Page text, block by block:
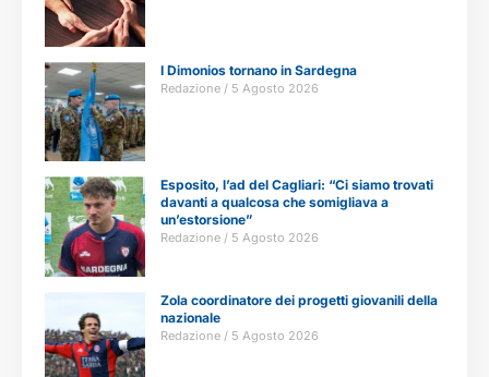
I Dimonios tornano in Sardegna
Redazione 5 Agosto 2026
Esposito, l’ad del Cagliari: “Ci siamo trovati
davanti a qualcosa che somigliava a
un’estorsione”
Redazione 5 Agosto 2026
Zola coordinatore dei progetti giovanili della
nazionale
Redazione 5 Agosto 2026